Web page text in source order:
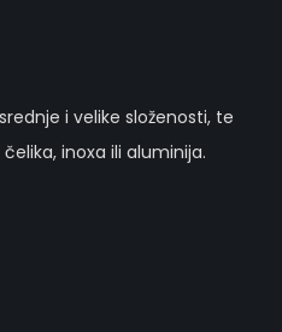
i velike složenosti, te
inoxa ili aluminija.